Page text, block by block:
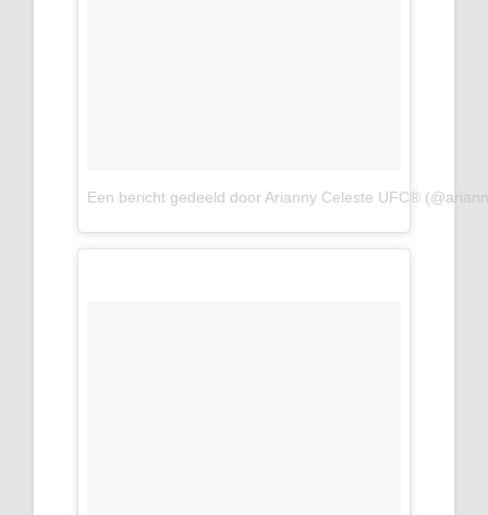
Een bericht gedeeld door Arianny Celeste UFC®